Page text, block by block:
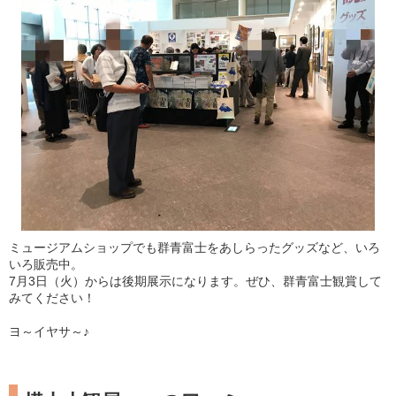
ミュージアムショップでも群青富士をあしらったグッズなど、いろ
いろ販売中。
7月3日（火）からは後期展示になります。ぜひ、群青富士観賞して
みてください！
ヨ～イヤサ～♪